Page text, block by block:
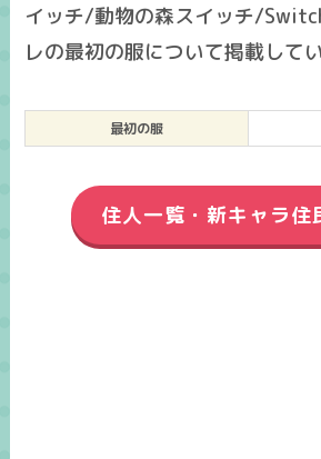
イッチ/動物の森スイッチ/
レの最初の服について掲載してい
最初の服
住人一覧・新キャラ住